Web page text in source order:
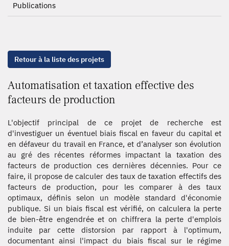
Publications
Retour à la liste des projets
Automatisation et taxation effective des
facteurs de production
L'objectif principal de ce projet de recherche est
d'investiguer un éventuel biais fiscal en faveur du capital et
en défaveur du travail en France, et d’analyser son évolution
au gré des récentes réformes impactant la taxation des
facteurs de production ces dernières décennies. Pour ce
faire, il propose de calculer des taux de taxation effectifs des
facteurs de production, pour les comparer à des taux
optimaux, définis selon un modèle standard d'économie
publique. Si un biais fiscal est vérifié, on calculera la perte
de bien-être engendrée et on chiffrera la perte d'emplois
induite par cette distorsion par rapport à l'optimum,
documentant ainsi l'impact du biais fiscal sur le régime